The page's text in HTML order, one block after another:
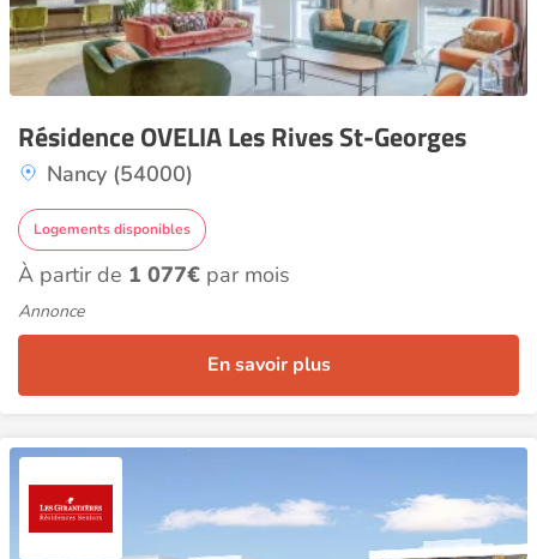
Résidence OVELIA Les Rives St-Georges
Nancy (54000)
Logements disponibles
À partir de 1 077€ par mois
Annonce
En savoir plus